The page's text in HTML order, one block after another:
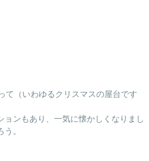
ンもあり、一気に懐かしくなりまし
。